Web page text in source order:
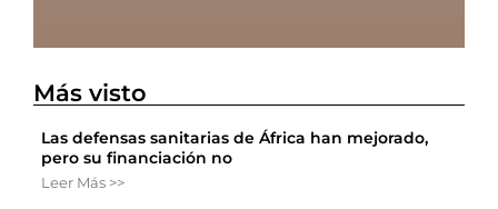
Más visto
Las defensas sanitarias de África han mejorado,
pero su financiación no
Leer Más >>